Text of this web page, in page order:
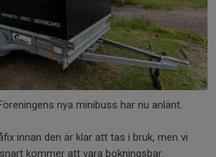
nya minibuss har nu anlänt.
innan den är klar att tas i bruk, men vi
kommer att vara bokningsbar.